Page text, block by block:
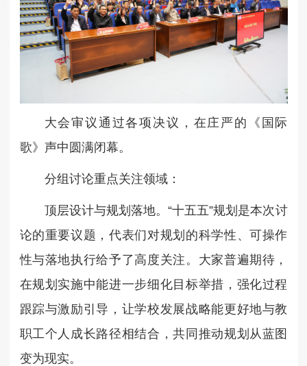
大会审议通过各项决议，在庄严的《国际
歌》声中圆满闭幕。
分组讨论重点关注领域：
顶层设计与规划落地。 “十五五”规划是本次讨
论的重要议题，代表们对规划的科学性、可操作
性与落地执行给予了高度关注。大家普遍期待，
在规划实施中能进一步细化目标举措，强化过程
跟踪与激励引导，让学校发展战略能更好地与教
职工个人成长路径相结合，共同推动规划从蓝图
变为现实。